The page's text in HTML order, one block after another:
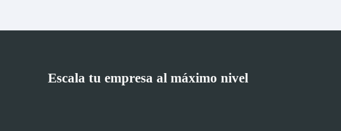
Escala tu empresa al máximo nivel